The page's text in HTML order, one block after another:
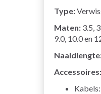
Type:
Maten: 3.5,
9.0, 10.0 en
Accessoires: